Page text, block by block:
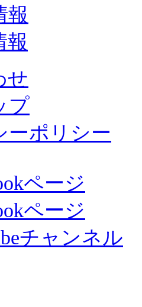
報
報
せ
プ
ーポリシー
ページ
ページ
チャンネル